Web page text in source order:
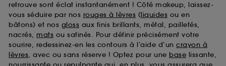
retrouve sont éclat instantanément ! Côté makeup, laissez-
vous séduire par nos rouges à lèvres (liquides ou en
bâtons) et nos gloss aux finis brillants, métal, pailletés,
nacrés, mats ou satinés. Pour définir précisément votre
sourire, redessinez-en les contours à l’aide d’un crayon à
lèvres, avec ou sans réserve ! Optez pour une base lissante,